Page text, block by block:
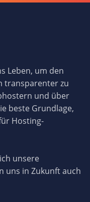
Leben, um den
transparenter zu
und über
beste Grundlage,
Hosting-
unsere
uns in Zukunft auch